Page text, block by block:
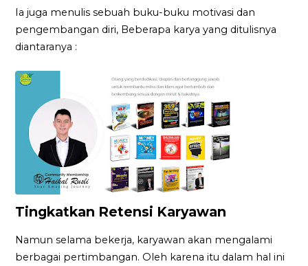
Ia juga menulis sebuah buku-buku motivasi dan
pengembangan diri, Beberapa karya yang ditulisnya
diantaranya :
Tingkatkan Retensi Karyawan
Namun selama bekerja, karyawan akan mengalami
berbagai pertimbangan. Oleh karena itu dalam hal ini